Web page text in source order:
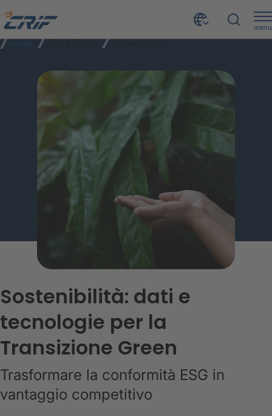
menu
Sostenibilità: dati e
tecnologie per la
Transizione Green
Trasformare la conformità ESG in
vantaggio competitivo